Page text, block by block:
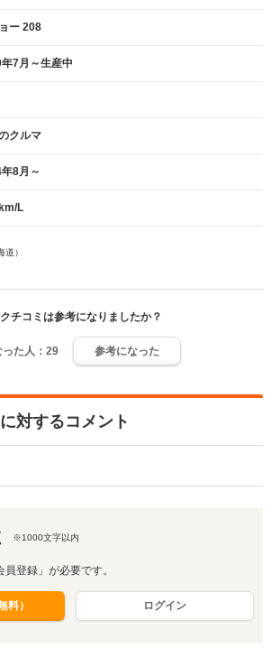
ー 208
7月～生産中
クルマ
8月～
L
）
チコミは参考になりましたか？
た人： 29 参考になった
対するコメント
※1000文字以内
登録」が必要です。
料） ログイン